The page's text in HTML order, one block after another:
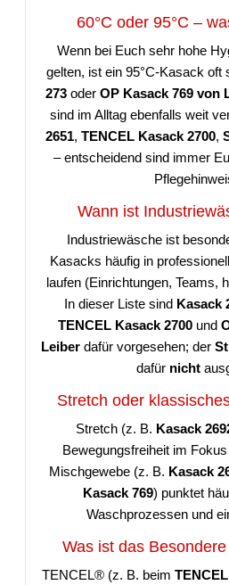
60°C oder 95°C –
Wenn bei Euch sehr hohe
gelten, ist ein 95°C-Kasack oft
273 oder OP Kasack 769 von
sind im Alltag ebenfalls weit
2651, TENCEL Kasack 2700,
– entscheidend sind immer
Wann ist
Industriewäsche ist
Kasacks häufig in
laufen (Einrichtungen, Teams,
In dieser Liste sind Kasack
TENCEL Kasack 2700 und
Leiberdafür vorgesehen; der
dafür nicht
Stretch oder
Stretch (z. B. Kasack
Bewegungsfreiheit im
Mischgewebe (z. B. Kasack
Kasack 769) punktet
Waschprozessen und
Was ist das
TENCEL® (z. B. beim